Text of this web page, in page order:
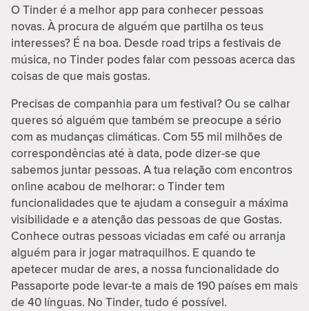
O Tinder é a melhor app para conhecer pessoas
novas. À procura de alguém que partilha os teus
interesses? É na boa. Desde road trips a festivais de
música, no Tinder podes falar com pessoas acerca das
coisas de que mais gostas.
Precisas de companhia para um festival? Ou se calhar
queres só alguém que também se preocupe a sério
com as mudanças climáticas. Com 55 mil milhões de
correspondências até à data, pode dizer-se que
sabemos juntar pessoas. A tua relação com encontros
online acabou de melhorar: o Tinder tem
funcionalidades que te ajudam a conseguir a máxima
visibilidade e a atenção das pessoas de que Gostas.
Conhece outras pessoas viciadas em café ou arranja
alguém para ir jogar matraquilhos. E quando te
apetecer mudar de ares, a nossa funcionalidade do
Passaporte pode levar-te a mais de 190 países em mais
de 40 línguas. No Tinder, tudo é possível.